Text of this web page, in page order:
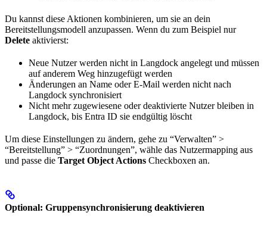
Du kannst diese Aktionen kombinieren, um sie an dein
Bereitstellungsmodell anzupassen. Wenn du zum Beispiel nur
Delete aktivierst:
Neue Nutzer werden nicht in Langdock angelegt und müssen
auf anderem Weg hinzugefügt werden
Änderungen an Name oder E-Mail werden nicht nach
Langdock synchronisiert
Nicht mehr zugewiesene oder deaktivierte Nutzer bleiben in
Langdock, bis Entra ID sie endgültig löscht
Um diese Einstellungen zu ändern, gehe zu “Verwalten” >
“Bereitstellung” > “Zuordnungen”, wähle das Nutzermapping aus
und passe die Target Object Actions Checkboxen an.
Optional: Gruppensynchronisierung deaktivieren